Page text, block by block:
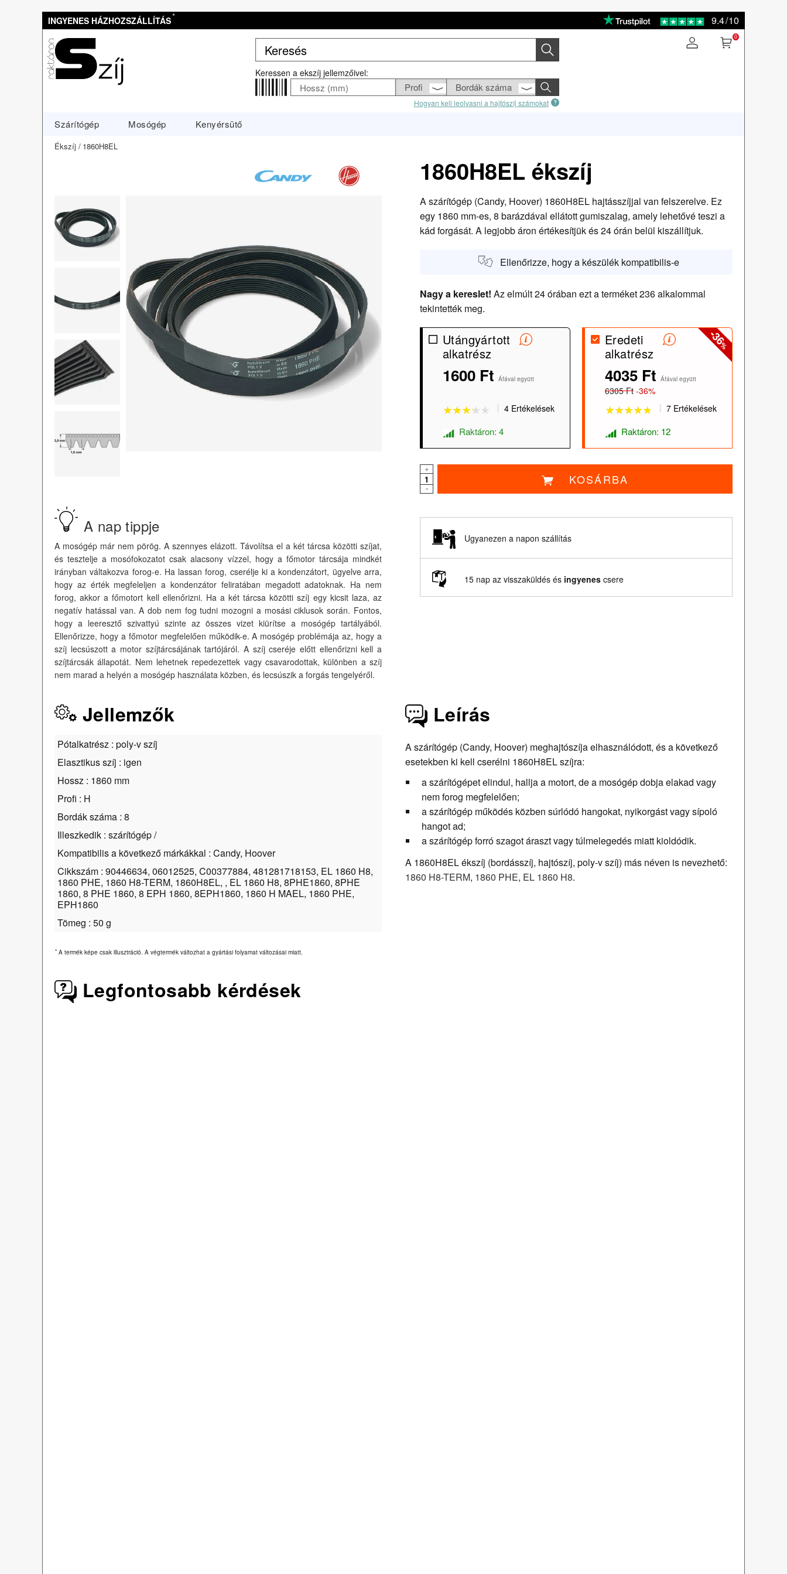
INGYENES HÁZHOZSZÁLLÍTÁS* 9.4/10
Keressen a ekszíj jellemzőivel:
Hogyan kell leolvasni a hajtószíj számokat
0
Szárítógép Mosógép Kenyérsütő
Ékszíj 1860H8EL
A nap tippje
A mosógép már nem pörög. A szennyes elázott. Távolítsa el a két tárcsa közötti szíjat,
és tesztelje a mosófokozatot csak alacsony vízzel, hogy a főmotor tárcsája mindkét
irányban váltakozva forog-e. Ha lassan forog, cserélje ki a kondenzátort, ügyelve arra,
hogy az érték megfeleljen a kondenzátor feliratában megadott adatoknak. Ha nem
forog, akkor a főmotort kell ellenőrizni. Ha a két tárcsa közötti szíj egy kicsit laza, az
negatív hatással van. A dob nem fog tudni mozogni a mosási ciklusok során. Fontos,
hogy a leeresztő szivattyú szinte az összes vizet kiürítse a mosógép tartályából.
Ellenőrizze, hogy a főmotor megfelelően működik-e. A mosógép problémája az, hogy a
szíj lecsúszott a motor szíjtárcsájának tartójáról. A szíj cseréje előtt ellenőrizni kell a
szíjtárcsák állapotát. Nem lehetnek repedezettek vagy csavarodottak, különben a szíj
nem marad a helyén a mosógép használata közben, és lecsúszik a forgás tengelyéről.
1860H8EL ékszíj
A szárítógép (Candy, Hoover) 1860H8EL hajtásszíjjal van felszerelve. Ez
egy 1860 mm-es, 8 barázdával ellátott gumiszalag, amely lehetővé teszi a
kád forgását. A legjobb áron értékesítjük és 24 órán belül kiszállítjuk.
Ellenőrizze, hogy a készülék kompatibilis-e
Nagy a kereslet! Az elmúlt 24 órában ezt a terméket 236 alkalommal
tekintették meg.
Utángyártott
alkatrész
1600 Ft Áfával együtt
★★★★★
★★★★★
4 Ertékelések
Raktáron: 4
-36
%
Eredeti
alkatrész
4035 Ft Áfával együtt
6305 Ft -36%
7 Ertékelések
Raktáron: 12
+
-
KOSÁRBA
Ugyanezen a napon szállítás
15 nap az visszaküldés és ingyenes csere
Jellemzők
Pótalkatrész : poly-v szíj
Elasztikus szíj : igen
Hossz : 1860 mm
Profi : H
Bordák száma : 8
Illeszkedik : szárítógép /
Kompatibilis a következő márkákkal : Candy, Hoover
Cikkszám : 90446634, 06012525, C00377884, 481281718153, EL 1860 H8,
1860 PHE, 1860 H8-TERM, 1860H8EL, , EL 1860 H8, 8PHE1860, 8PHE
1860, 8 PHE 1860, 8 EPH 1860, 8EPH1860, 1860 H MAEL, 1860 PHE,
EPH1860
Tömeg : 50 g
* A termék képe csak illusztráció. A végtermék változhat a gyártási folyamat változásai miatt.
Leírás
A szárítógép (Candy, Hoover) meghajtószíja elhasználódott, és a következő
esetekben ki kell cserélni 1860H8EL szíjra:
a szárítógépet elindul, hallja a motort, de a mosógép dobja elakad vagy
nem forog megfelelően;
a szárítógép működés közben súrlódó hangokat, nyikorgást vagy sípoló
hangot ad;
a szárítógép forró szagot áraszt vagy túlmelegedés miatt kioldódik.
A 1860H8EL ékszíj (bordásszíj, hajtószíj, poly-v szíj) más néven is nevezhető:
1860 H8-TERM, 1860 PHE, EL 1860 H8.
Legfontosabb kérdések